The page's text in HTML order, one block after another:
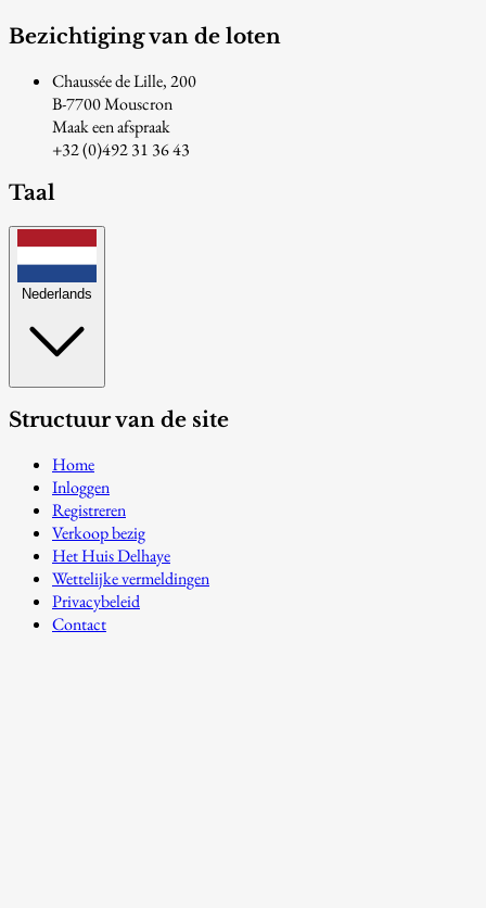
Bezichtiging van de loten
Chaussée de Lille, 200
B-7700 Mouscron
Maak een afspraak
+32 (0)492 31 36 43
Taal
Nederlands
Structuur van de site
Home
Inloggen
Registreren
Verkoop bezig
Het Huis Delhaye
Wettelijke vermeldingen
Privacybeleid
Contact